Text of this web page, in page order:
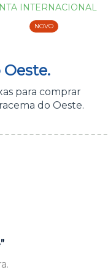
INTERNACIONAL
NOVO
Oeste.
para comprar
do Oeste.